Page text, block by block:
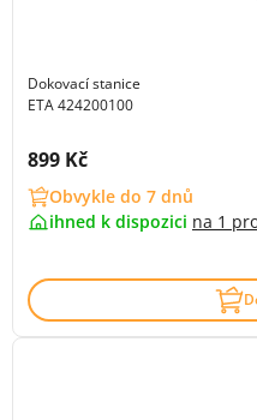
Dokovací stanice
ETA 424200100
Cena s DPH:
899 Kč
Obvykle do 7 dnů
ihned k dispozici na 1